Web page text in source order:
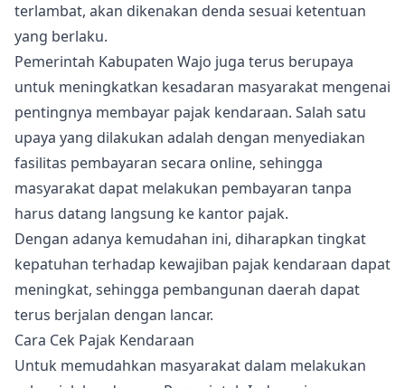
terlambat, akan dikenakan denda sesuai ketentuan
yang berlaku.
Pemerintah Kabupaten Wajo juga terus berupaya
untuk meningkatkan kesadaran masyarakat mengenai
pentingnya membayar pajak kendaraan. Salah satu
upaya yang dilakukan adalah dengan menyediakan
fasilitas pembayaran secara online, sehingga
masyarakat dapat melakukan pembayaran tanpa
harus datang langsung ke kantor pajak.
Dengan adanya kemudahan ini, diharapkan tingkat
kepatuhan terhadap kewajiban pajak kendaraan dapat
meningkat, sehingga pembangunan daerah dapat
terus berjalan dengan lancar.
Cara Cek Pajak Kendaraan
Untuk memudahkan masyarakat dalam melakukan